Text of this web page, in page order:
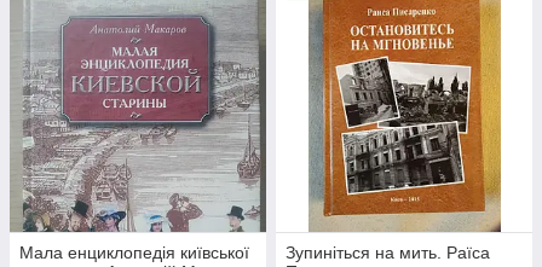
Мала енциклопедія київської
Зупиніться на мить. Раїса